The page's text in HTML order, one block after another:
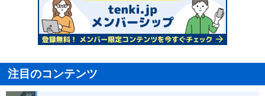
注目のコンテンツ